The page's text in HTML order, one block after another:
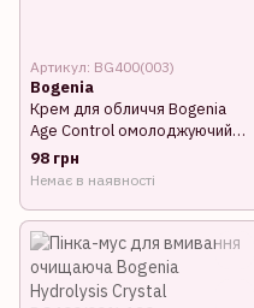
Артикул: BG400(003)
Bogenia
Крем для обличчя Bogenia
Age Control омолоджуючий
55 мл
98 грн
Немає в наявності